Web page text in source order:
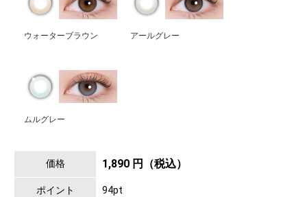
ウォーターブラウン アールグレー
ムルグレー
価格 1,890 円（税込）
ポイント 94pt